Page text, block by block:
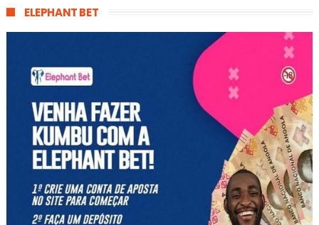
ELEPHANT BET